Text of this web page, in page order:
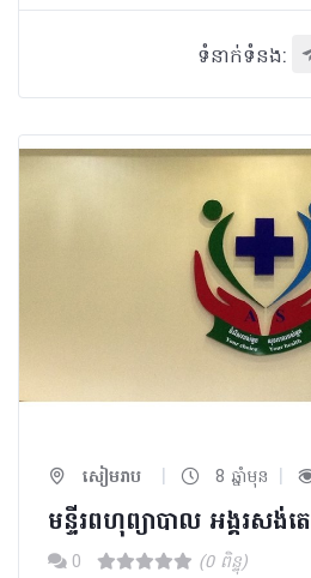
ទំនាក់ទំនង:
សៀមរាប | 8 ឆ្នាំមុន |
មន្ទីរពហុព្យាបាល អង្គរសង់តេ
0 (0 ពិន្ទុ)